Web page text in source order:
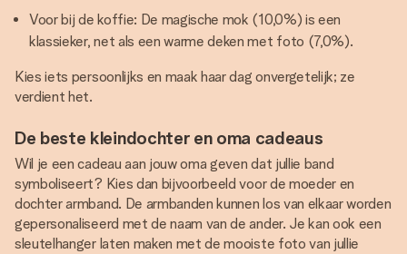
Voor bij de koffie: De magische mok (10,0%) is een
klassieker, net als een warme deken met foto (7,0%).
Kies iets persoonlijks en maak haar dag onvergetelijk; ze
verdient het.
De beste kleindochter en oma cadeaus
Wil je een cadeau aan jouw oma geven dat jullie band
symboliseert? Kies dan bijvoorbeeld voor de moeder en
dochter armband. De armbanden kunnen los van elkaar worden
gepersonaliseerd met de naam van de ander. Je kan ook een
sleutelhanger laten maken met de mooiste foto van jullie